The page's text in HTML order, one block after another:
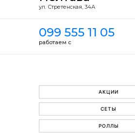
ул. Стретенская, 34А
099 555 11 05
работаем с
АКЦИИ
СЕТЫ
РОЛЛЫ